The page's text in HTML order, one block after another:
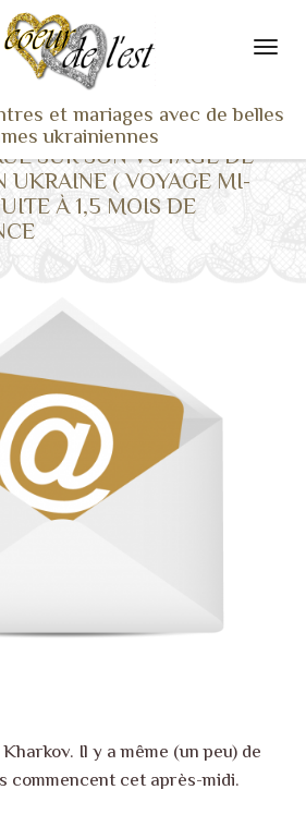
et mariages avec de belles
ukrainiennes
ACCUEIL
ADHÉRENTES
VU À LA TV
RENCONTRE
DIFFÉRENCE
CONTACT
SUR SON VOYAGE DE
UKRAINE ( VOYAGE MI-
À 1,5 MOIS DE
Il y a même (un peu) de
commencent cet après-midi.